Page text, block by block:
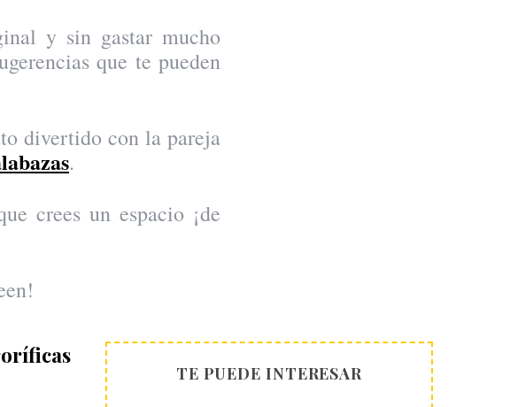
y sin gastar mucho
que te pueden
divertido con la pareja
.
crees un espacio ¡de
TE PUEDE INTERESAR